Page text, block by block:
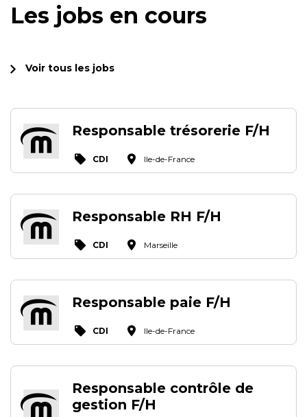
Les jobs en cours
Voir tous les jobs
Responsable trésorerie F/H
CDI Ile-de-France
Responsable RH F/H
CDI Marseille
Responsable paie F/H
CDI Ile-de-France
Responsable contrôle de
gestion F/H